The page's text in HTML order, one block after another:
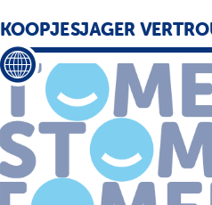
KOOPJESJAGER